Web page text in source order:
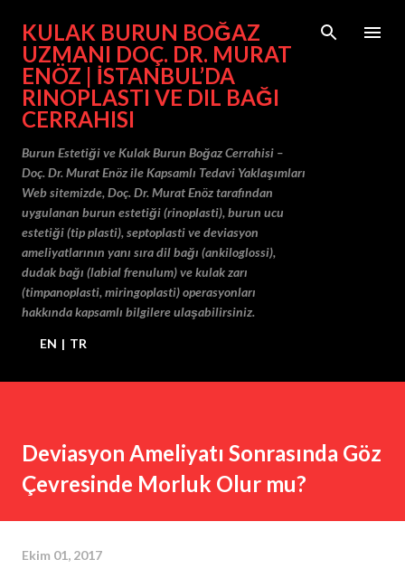
Ana içeriğe atla
KULAK BURUN BOĞAZ
UZMANI DOÇ. DR. MURAT
ENÖZ | İSTANBUL’DA
RINOPLASTI VE DIL BAĞI
CERRAHISI
Burun Estetiği ve Kulak Burun Boğaz Cerrahisi –
Doç. Dr. Murat Enöz ile Kapsamlı Tedavi Yaklaşımları
Web sitemizde, Doç. Dr. Murat Enöz tarafından
uygulanan burun estetiği (rinoplasti), burun ucu
estetiği (tip plasti), septoplasti ve deviasyon
ameliyatlarının yanı sıra dil bağı (ankiloglossi),
dudak bağı (labial frenulum) ve kulak zarı
(timpanoplasti, miringoplasti) operasyonları
hakkında kapsamlı bilgilere ulaşabilirsiniz.
EN | TR
Deviasyon Ameliyatı Sonrasında Göz
Çevresinde Morluk Olur mu?
Ekim 01, 2017